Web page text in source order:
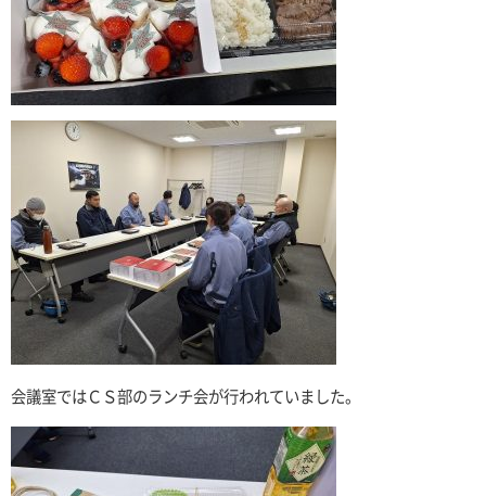
会議室ではＣＳ部のランチ会が行われていました。